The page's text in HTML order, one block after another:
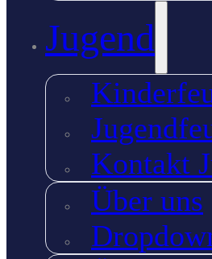
Jugend
Kontakt
Über uns